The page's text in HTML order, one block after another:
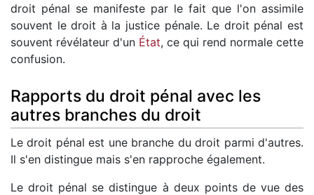
droit pénal se manifeste par le fait que l'on assimile
souvent le droit à la justice pénale. Le droit pénal est
souvent révélateur d'un État, ce qui rend normale cette
confusion.
Rapports du droit pénal avec les
autres branches du droit
Le droit pénal est une branche du droit parmi d'autres.
Il s'en distingue mais s'en rapproche également.
Le droit pénal se distingue à deux points de vue des